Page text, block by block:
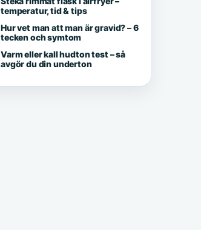
temperatur, tid & tips
Hur vet man att man är gravid? – 6
tecken och symtom
Varm eller kall hudton test – så
avgör du din underton